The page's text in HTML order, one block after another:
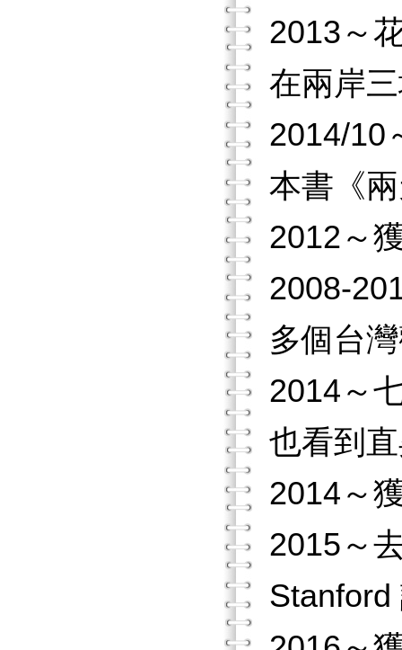
2013～
在兩岸
2014/10
本書《
2012～
2008-
多個台
2014～
也看到
2014～
2015～
Stanford